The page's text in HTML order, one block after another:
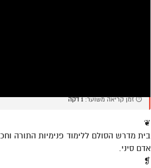
⏱️ זמן קריאה משוער:1 דקה
❦
בית מדרש הסולם ללימוד פנימיות התורה
אדם סיני.
❡